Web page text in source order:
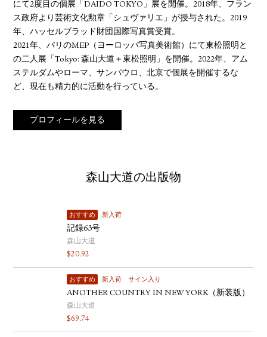
にて2度目の個展「DAIDO TOKYO」展を開催。2018年、フラン
ス政府より芸術文化勲章「シュヴァリエ」が授与された。2019
年、ハッセルブラッド財団国際写真賞受賞。
2021年、パリのMEP（ヨーロッパ写真美術館）にて東松照明と
の二人展「Tokyo: 森山大道＋東松照明」を開催。2022年、アム
ステルダムやローマ、サンパウロ、北京で個展を開催するな
ど、現在も精力的に活動を行っている。
プロフィールを見る
森山大道の出版物
おすすめ 新入荷
記録63号
森山大道
$20.92
おすすめ 新入荷 サイン入り
ANOTHER COUNTRY IN NEW YORK（新装版）
森山大道
$69.74